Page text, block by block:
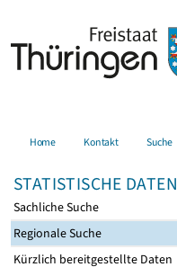
Home Kontakt Suche
STATISTISCHE DATEN
Sachliche Suche
Regionale Suche
Kürzlich bereitgestellte Daten